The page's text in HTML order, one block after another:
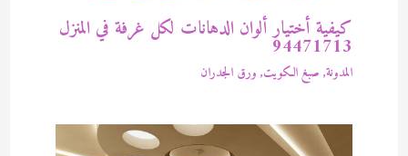
كيفية أختيار ألوان الدهانات لكل غرفة في المنزل
94471713
المدونة, صبغ الكويت, ورق الجدران